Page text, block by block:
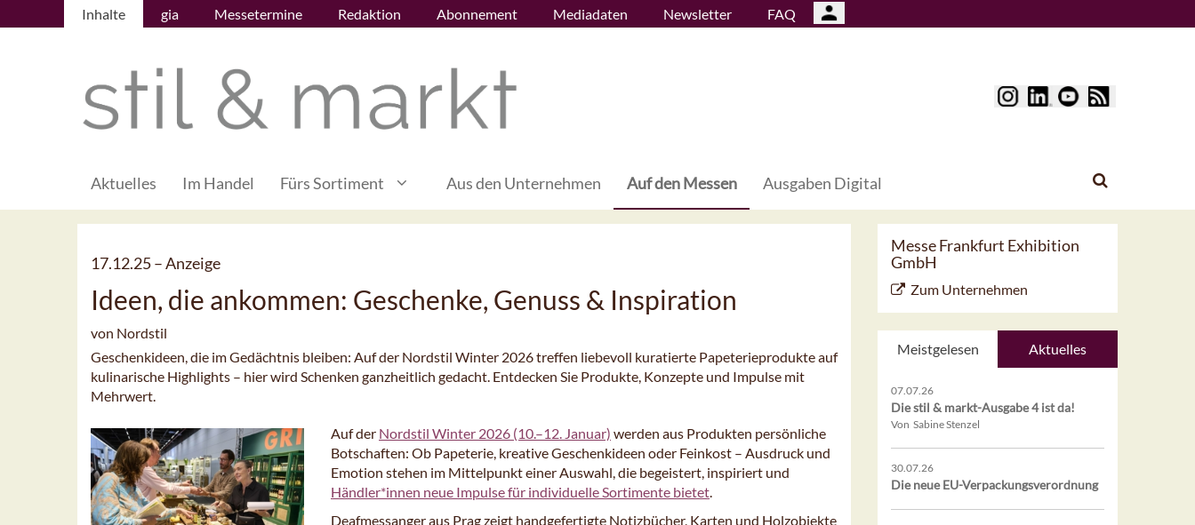
Inhalte gia Messetermine Redaktion Abonnement Mediadaten Newsletter FAQ
Aktuelles Im Handel Fürs Sortiment Aus den Unternehmen Auf den Messen Ausgaben Digital
17.12.25 –Anzeige
Ideen, die ankommen: Geschenke, Genuss & Inspiration
von Nordstil
Geschenkideen, die im Gedächtnis bleiben: Auf der Nordstil Winter 2026 treffen liebevoll kuratierte Papeterieprodukte auf
kulinarische Highlights – hier wird Schenken ganzheitlich gedacht. Entdecken Sie Produkte, Konzepte und Impulse mit
Mehrwert.
Auf der Nordstil Winter 2026 (10.–12. Januar) werden aus Produkten persönliche
Botschaften: Ob Papeterie, kreative Geschenkideen oder Feinkost – Ausdruck und
Emotion stehen im Mittelpunkt einer Auswahl, die begeistert, inspiriert und
Händler*innen neue Impulse für individuelle Sortimente bietet.
Deafmessanger aus Prag zeigt handgefertigte Notizbücher, Karten und Holzobjekte
Messe Frankfurt Exhibition
GmbH
Zum Unternehmen
Meistgelesen Aktuelles
07.07.26
Die stil & markt-Ausgabe 4 ist da!
Von Sabine Stenzel
30.07.26
Die neue EU-Verpackungsverordnung